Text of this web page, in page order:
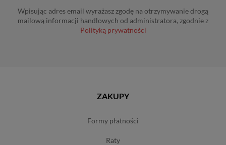
Wpisując adres email wyrażasz zgodę na otrzymywanie drogą
mailową informacji handlowych od administratora, zgodnie z
Polityką prywatności
ZAKUPY
formy płatności
raty